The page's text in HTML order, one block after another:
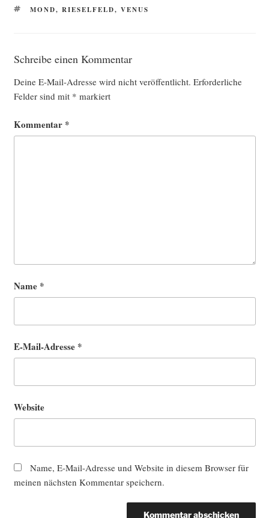
SCHLAGWÖRTER
MOND, RIESELFELD, VENUS
Schreibe einen Kommentar
Deine E-Mail-Adresse wird nicht veröffentlicht. Erforderliche
Felder sind mit * markiert
Kommentar *
Name *
E-Mail-Adresse *
Website
Name, E-Mail-Adresse und Website in diesem Browser für
meinen nächsten Kommentar speichern.